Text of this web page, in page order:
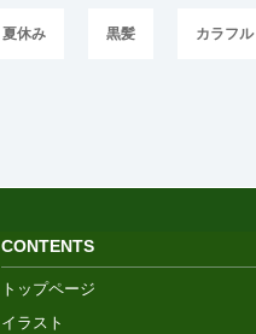
夏休み 黒髪 カラフル
CONTENTS
トップページ
イラスト